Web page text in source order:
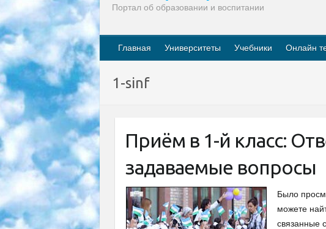
Портал об образовании и воспитании
Главная Университеты Учебники Онлайн
1-sinf
Приём в 1-й класс:
задаваемые вопросы
Было
можете
связанные